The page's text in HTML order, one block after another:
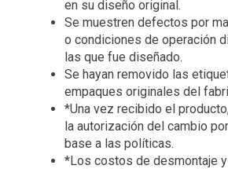
en su diseño original.
Se muestren defectos por
o condiciones de operación
las que fue diseñado.
Se hayan removido las
empaques originales del
*Una vez recibido el
la autorización del cambio
base a las políticas.
*Los costos de desmontaje y